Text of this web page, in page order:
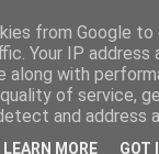
from Google
Your IP address
along with
of service,
and address
LEARN MORE GOT